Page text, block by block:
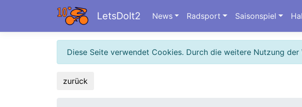
LetsDoIt2 News Radsport Saisonspiel
Diese Seite verwendet Cookies. Durch die weitere Nutzung
zurück